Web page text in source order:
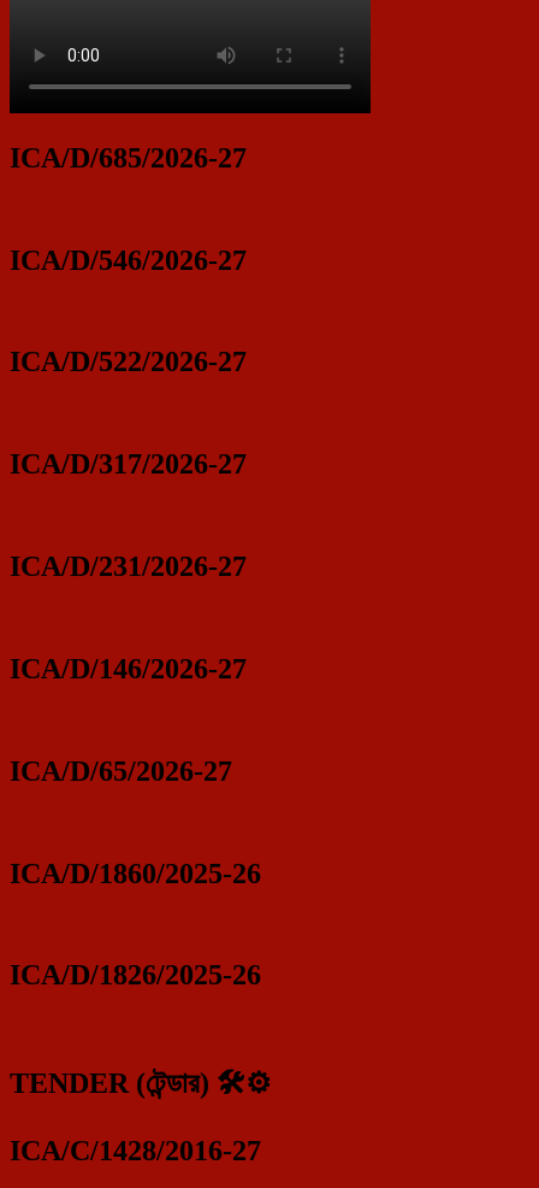
ICA/D/685/2026-27
ICA/D/546/2026-27
ICA/D/522/2026-27
ICA/D/317/2026-27
ICA/D/231/2026-27
ICA/D/146/2026-27
ICA/D/65/2026-27
ICA/D/1860/2025-26
ICA/D/1826/2025-26
TENDER (টেন্ডার) 🛠️⚙️
ICA/C/1428/2016-27